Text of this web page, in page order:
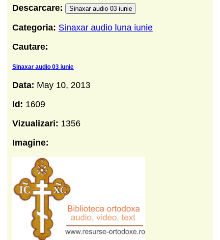
Descarcare:
Sinaxar audio 03 iunie
Categoria: Sinaxar audio luna iunie
Cautare:
Sinaxar audio 03 iunie
Data: May 10, 2013
Id: 1609
Vizualizari: 1356
Imagine: